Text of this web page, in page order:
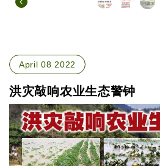
April 08 2022
洪灾敲响农业生态警钟